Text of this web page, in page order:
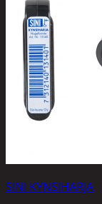
SINI KYNSIHARJA